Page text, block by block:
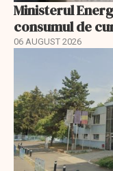
Ministerul
consumul de
06 AUGUST 2026